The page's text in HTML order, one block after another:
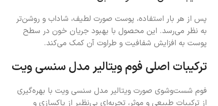
پس از هر بار استفاده، پوست صورت لطیف، شاداب و روشن‌تر
به نظر می‌رسد. این محصول با بهبود جریان خون در سطح
پوست به افزایش شفافیت و طراوت آن کمک می‌کند.
ترکیبات اصلی فوم ویتالیر مدل سنسی ویت
فوم شست‌وشوی صورت ویتالیر مدل سنسی ویت با بهره‌گیری
از ترکیبات طبیعی و موثر، تجربه‌ای بی‌نظیر از پاکسازی و